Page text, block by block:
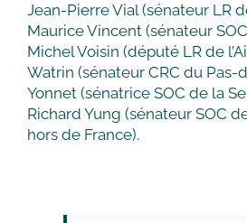
Jean-Pierre Vial (sénateur LR
Maurice Vincent (sénateur
Michel Voisin (député LR de
Watrin (sénateur CRC du Pas-
Yonnet (sénatrice SOC de la
Richard Yung (sénateur SOC
hors de France).